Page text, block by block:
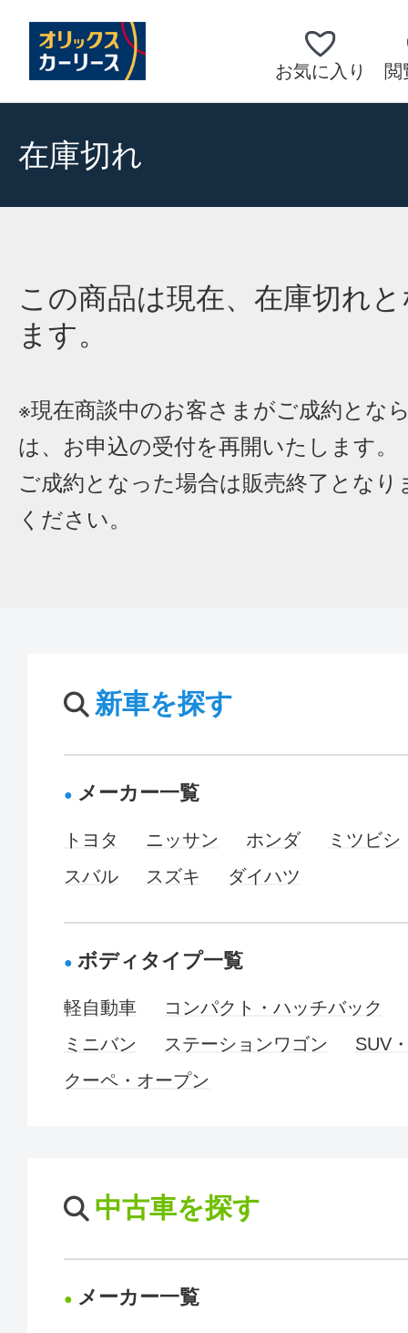
お気に入り 閲
在庫切れ
この商品は現在、在庫切れ
ます。
※現在商談中のお客さまがご成約とな
は、お申込の受付を再開いたします。
ご成約となった場合は販売終了となり
ください。
新車を探す
メーカー一覧
トヨタ ニッサン ホンダ
ミツビシ
スバル
スズキ ダイハツ
ボディタイプ一覧
軽自動車
コンパクト・ハッチバック
ミニバン
ステーションワゴン
SUV
クーペ・オープン
中古車を探す
メーカー一覧